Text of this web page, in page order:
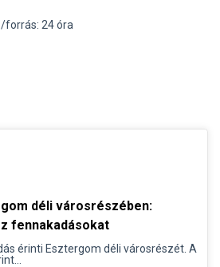
forrás: 24 óra
déli városrészében:
fennakadásokat
érinti Esztergom déli városrészét. A